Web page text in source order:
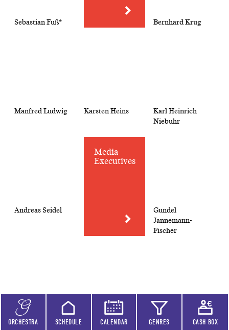
ORCHESTRA SCHEDULE CALENDAR GENRES CASH BOX
Sebastian Fuß* Bernhard Krug
Manfred Ludwig Karsten Heins
Karl Heinrich
Niebuhr
Andreas Seidel
Media
Executives
Gundel
Jannemann-
Fischer
Jonathan Müller Regine Korneli Ralf Götz